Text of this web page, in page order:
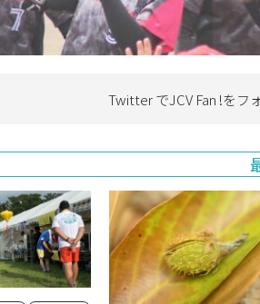
Twitter でJCV Fan !をフ